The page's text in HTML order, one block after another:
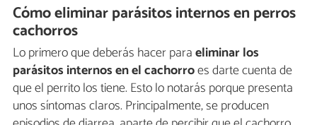
Cómo eliminar parásitos internos en perros
cachorros
Lo primero que deberás hacer paraeliminar los
parásitos internos en el cachorroes darte cuenta de
que el perrito los tiene. Esto lo notarás porque presenta
unos síntomas claros. Principalmente, se producen